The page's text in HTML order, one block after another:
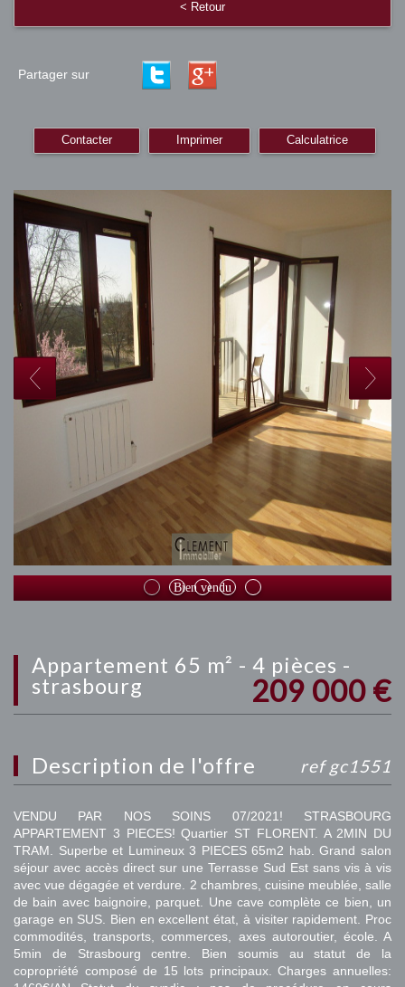
< Retour
Partager sur
Contacter Imprimer Calculatrice
Bien vendu
appartement 65 m² - 4 pièces -
strasbourg
209 000 €
description de l'offre ref gc1551
VENDU PAR NOS SOINS 07/2021! STRASBOURG
APPARTEMENT 3 PIECES! Quartier ST FLORENT. A 2MIN DU
TRAM. Superbe et Lumineux 3 PIECES 65m2 hab. Grand salon
séjour avec accès direct sur une Terrasse Sud Est sans vis à vis
avec vue dégagée et verdure. 2 chambres, cuisine meublée, salle
de bain avec baignoire, parquet. Une cave complète ce bien, un
garage en SUS. Bien en excellent état, à visiter rapidement. Proc
commodités, transports, commerces, axes autoroutier, école. A
5min de Strasbourg centre. Bien soumis au statut de la
copropriété composé de 15 lots principaux. Charges annuelles: